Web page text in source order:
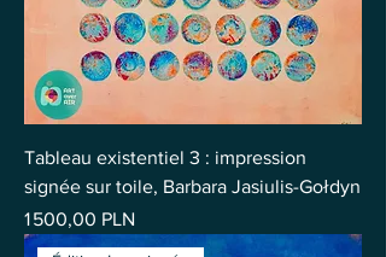
Tableau existentiel 3 : impression
signée sur toile, Barbara Jasiulis-Gołdyn
Prix
1 500,00 PLN